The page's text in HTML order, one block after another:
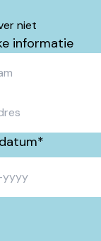
niet
informatie
*